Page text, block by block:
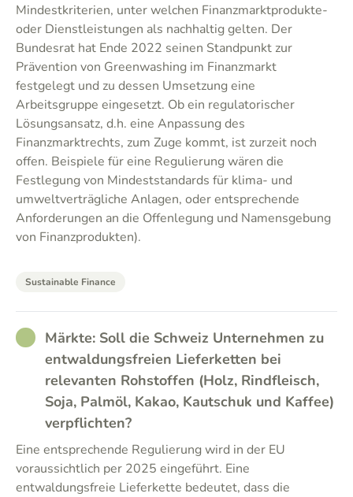
Mindestkriterien, unter welchen Finanzmarktprodukte-
oder Dienstleistungen als nachhaltig gelten. Der
Bundesrat hat Ende 2022 seinen Standpunkt zur
Prävention von Greenwashing im Finanzmarkt
festgelegt und zu dessen Umsetzung eine
Arbeitsgruppe eingesetzt. Ob ein regulatorischer
Lösungsansatz, d.h. eine Anpassung des
Finanzmarktrechts, zum Zuge kommt, ist zurzeit noch
offen. Beispiele für eine Regulierung wären die
Festlegung von Mindeststandards für klima- und
umweltverträgliche Anlagen, oder entsprechende
Anforderungen an die Offenlegung und Namensgebung
von Finanzprodukten).
Sustainable Finance
RATHER_GOOD
Märkte: Soll die Schweiz Unternehmen zu
entwaldungsfreien Lieferketten bei
relevanten Rohstoffen (Holz, Rindfleisch,
Soja, Palmöl, Kakao, Kautschuk und Kaffee)
verpflichten?
Eine entsprechende Regulierung wird in der EU
voraussichtlich per 2025 eingeführt. Eine
entwaldungsfreie Lieferkette bedeutet, dass die